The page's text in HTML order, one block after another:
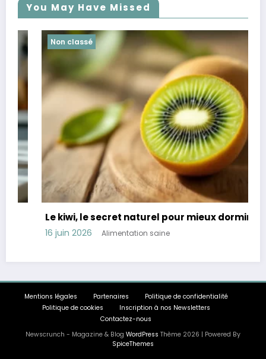
You May Have Missed
Non classé
Le kiwi, le secret naturel pour mieux dormir
16 juin 2026 Alimentation saine
Mentions légales Partenaires
Politique de confidentialité
Politique de cookies
Inscription à nos Newsletters
Contactez-nous
Newscrunch - Magazine & Blog WordPress Thème 2026 | Powered By
SpiceThemes